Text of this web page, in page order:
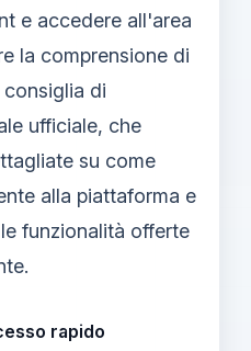
e accedere all'area
la comprensione di
di
ufficiale, che
su come
alla piattaforma e
funzionalità offerte
rapido